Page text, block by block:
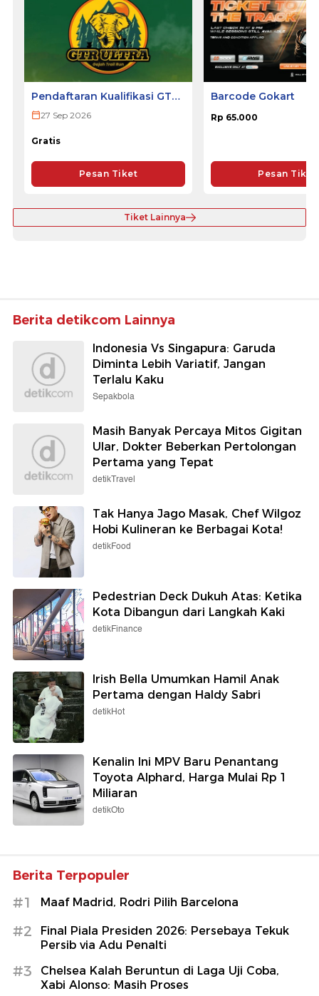
Pendaftaran Kualifikasi GTR
ULTRA 2026
27 Sep 2026
Gratis
Pesan Tiket
Barcode Gokart
Rp 65.000
Pesan Tiket
Tiket Lainnya
Berita detikcom Lainnya
Indonesia Vs Singapura: Garuda
Diminta Lebih Variatif, Jangan
Terlalu Kaku
Sepakbola
Masih Banyak Percaya Mitos Gigitan
Ular, Dokter Beberkan Pertolongan
Pertama yang Tepat
detikTravel
Tak Hanya Jago Masak, Chef Wilgoz
Hobi Kulineran ke Berbagai Kota!
detikFood
Pedestrian Deck Dukuh Atas: Ketika
Kota Dibangun dari Langkah Kaki
detikFinance
Irish Bella Umumkan Hamil Anak
Pertama dengan Haldy Sabri
detikHot
Kenalin Ini MPV Baru Penantang
Toyota Alphard, Harga Mulai Rp 1
Miliaran
detikOto
Berita Terpopuler
#1 Maaf Madrid, Rodri Pilih Barcelona
#2
Final Piala Presiden 2026: Persebaya Tekuk
Persib via Adu Penalti
#3
Chelsea Kalah Beruntun di Laga Uji Coba,
Xabi Alonso: Masih Proses